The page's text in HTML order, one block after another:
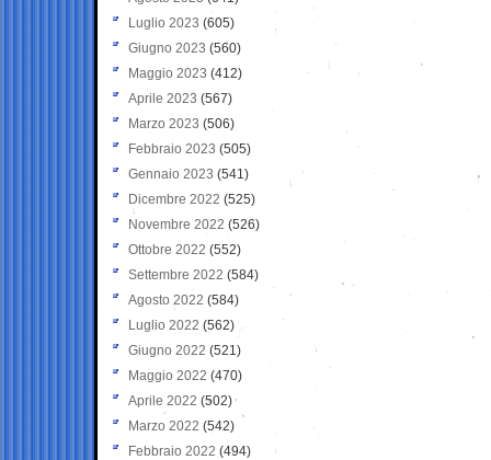
Luglio 2023 (605)
Giugno 2023 (560)
Maggio 2023 (412)
Aprile 2023 (567)
Marzo 2023 (506)
Febbraio 2023 (505)
Gennaio 2023 (541)
Dicembre 2022 (525)
Novembre 2022 (526)
Ottobre 2022 (552)
Settembre 2022 (584)
Agosto 2022 (584)
Luglio 2022 (562)
Giugno 2022 (521)
Maggio 2022 (470)
Aprile 2022 (502)
Marzo 2022 (542)
Febbraio 2022 (494)